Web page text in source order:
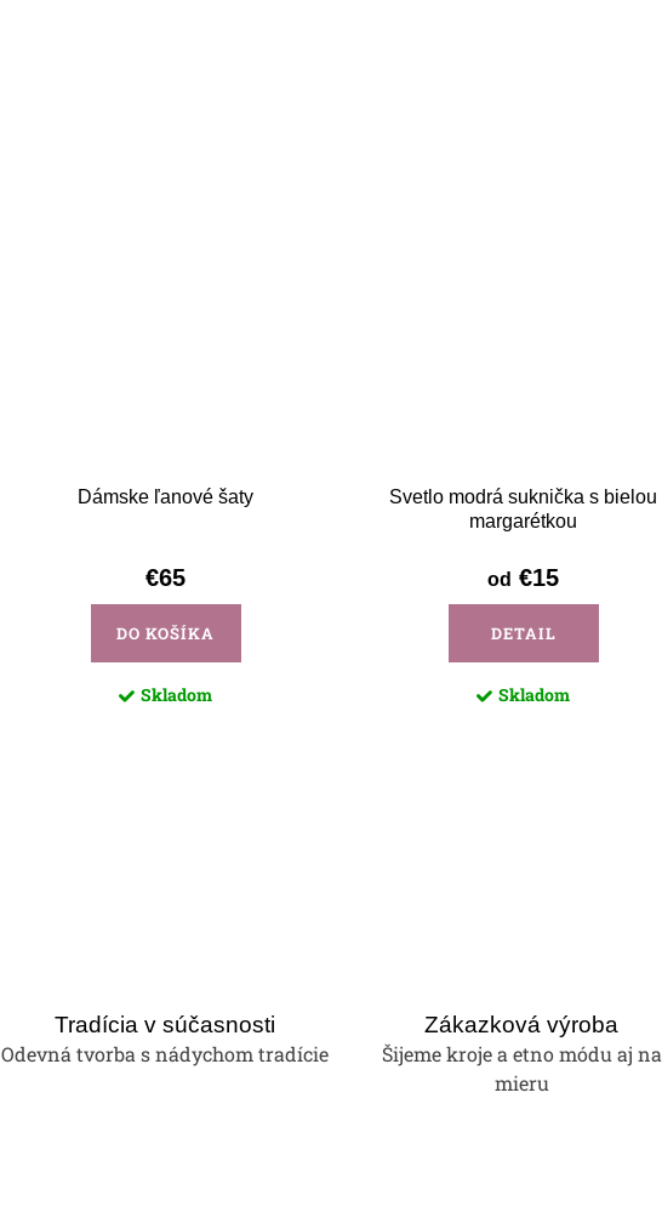
Dámske ľanové šaty
€65
DO KOŠÍKA
Skladom
Svetlo modrá suknička s bielou
margarétkou
od €15
DETAIL
Skladom
Tradícia v súčasnosti
Odevná tvorba s nádychom tradície
Zákazková výroba
Šijeme kroje a etno módu aj na
mieru